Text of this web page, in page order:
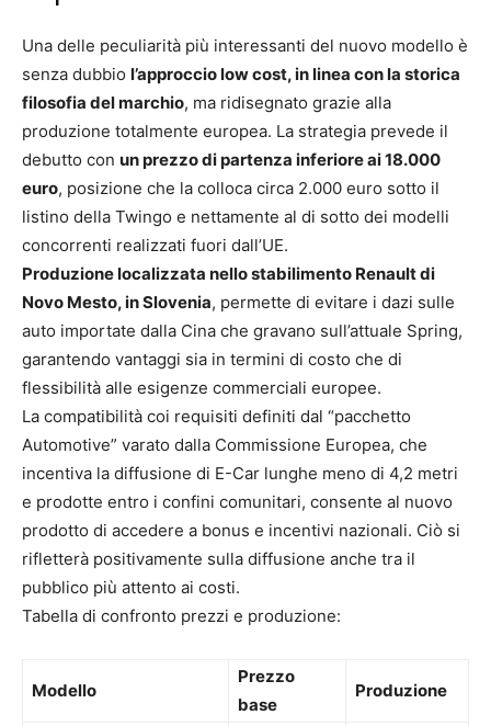
Una delle peculiarità più interessanti del nuovo modello è
senza dubbio l’approccio low cost, in linea con la storica
filosofia del marchio, ma ridisegnato grazie alla
produzione totalmente europea. La strategia prevede il
debutto con un prezzo di partenza inferiore ai 18.000
euro, posizione che la colloca circa 2.000 euro sotto il
listino della Twingo e nettamente al di sotto dei modelli
concorrenti realizzati fuori dall’UE.
Produzione localizzata nello stabilimento Renault di
Novo Mesto, in Slovenia, permette di evitare i dazi sulle
auto importate dalla Cina che gravano sull’attuale Spring,
garantendo vantaggi sia in termini di costo che di
flessibilità alle esigenze commerciali europee.
La compatibilità coi requisiti definiti dal “pacchetto
Automotive” varato dalla Commissione Europea, che
incentiva la diffusione di E-Car lunghe meno di 4,2 metri
e prodotte entro i confini comunitari, consente al nuovo
prodotto di accedere a bonus e incentivi nazionali. Ciò si
rifletterà positivamente sulla diffusione anche tra il
pubblico più attento ai costi.
Tabella di confronto prezzi e produzione:
Modello
Prezzo
base
Produzione